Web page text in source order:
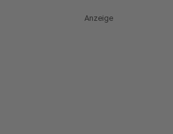
Anzeige